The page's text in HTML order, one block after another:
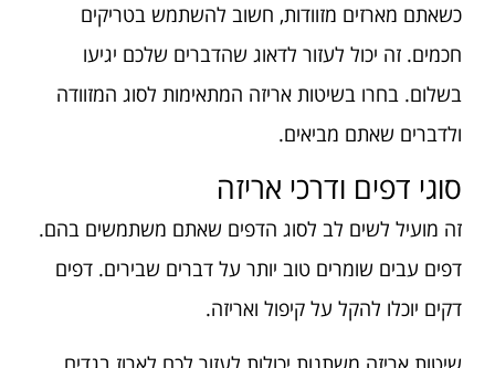
כשאתם מארזים מזוודות, חשוב להשתמש בטריקים
חכמים. זה יכול לעזור לדאוג שהדברים שלכם יגיעו
בשלום. בחרו בשיטות אריזה המתאימות לסוג המזוודה
ולדברים שאתם מביאים.
סוגי דפים ודרכי אריזה
זה מועיל לשים לב לסוג הדפים שאתם משתמשים בהם.
דפים עבים שומרים טוב יותר על דברים שבירים. דפים
דקים יוכלו להקל על קיפול ואריזה.